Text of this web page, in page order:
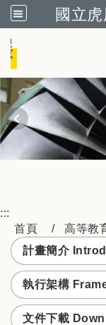
國立
:::
首頁
高等教
計畫簡介
執行架構
文件下載